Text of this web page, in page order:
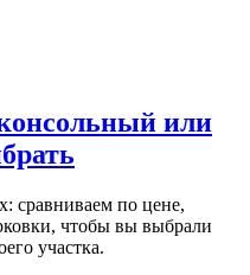
или
сравниваем по цене,
чтобы вы выбрали
участка.